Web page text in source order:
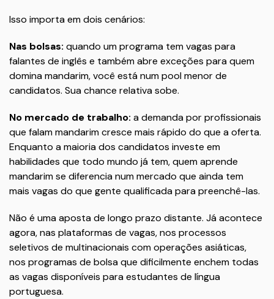
Isso importa em dois cenários:
Nas bolsas: quando um programa tem vagas para
falantes de inglês e também abre exceções para quem
domina mandarim, você está num pool menor de
candidatos. Sua chance relativa sobe.
No mercado de trabalho: a demanda por profissionais
que falam mandarim cresce mais rápido do que a oferta.
Enquanto a maioria dos candidatos investe em
habilidades que todo mundo já tem, quem aprende
mandarim se diferencia num mercado que ainda tem
mais vagas do que gente qualificada para preenchê-las.
Não é uma aposta de longo prazo distante. Já acontece
agora, nas plataformas de vagas, nos processos
seletivos de multinacionais com operações asiáticas,
nos programas de bolsa que dificilmente enchem todas
as vagas disponíveis para estudantes de língua
portuguesa.